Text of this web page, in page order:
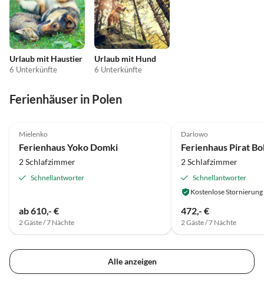
Urlaub mit Haustier
6 Unterkünfte
Urlaub mit Hund
6 Unterkünfte
Ferienhäuser in Polen
Mielenko
Ferienhaus Yoko Domki
2 Schlafzimmer
Schnellantworter
ab 610,- €
2 Gäste / 7 Nächte
Darlowo
Ferienhaus Pirat
2 Schlafzimmer
Schnellantworter
Kostenlose Stornierung
472,- €
2 Gäste / 7 Nächte
Alle anzeigen